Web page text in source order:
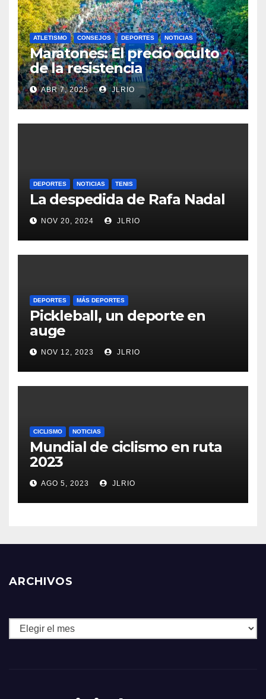
ATLETISMO CONSEJOS DEPORTES NOTICIAS
Maratones: El precio oculto
de la resistencia
ABR 7, 2025 JLRIO
DEPORTES NOTICIAS TENIS
La despedida de Rafa Nadal
NOV 20, 2024 JLRIO
DEPORTES MÁS DEPORTES
Pickleball, un deporte en
auge
NOV 12, 2023 JLRIO
CICLISMO NOTICIAS
Mundial de ciclismo en ruta
2023
AGO 5, 2023 JLRIO
ARCHIVOS
Archivos